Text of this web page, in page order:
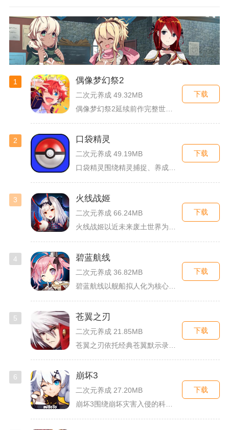
1 偶像梦幻祭2
二次元养成 49.32MB
下载
2 口袋精灵
二次元养成 49.19MB
口袋精灵围绕精灵捕捉、养成、回合对战搭建完整冒险体系，玩家化...
下载
3 火线战姬
二次元养成 66.24MB
下载
4 碧蓝航线
二次元养成 36.82MB
下载
5 苍翼之刃
二次元养成 21.85MB
下载
6 崩坏3
二次元养成 27.20MB
崩坏3围绕崩坏灾害入侵的科幻世界观展开，玩家以舰长身份操控多...
下载